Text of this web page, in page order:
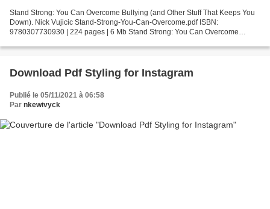
Stand Strong: You Can Overcome Bullying (and Other Stuff That Keeps You
Down). Nick Vujicic Stand-Strong-You-Can-Overcome.pdf ISBN:
9780307730930 | 224 pages | 6 Mb Stand Strong: You Can Overcome
Download Pdf Styling for Instagram
Publié le 05/11/2021 à 06:58
Par nkewivyck